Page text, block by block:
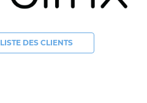
DES CLIENTS